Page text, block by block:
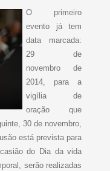
O primeiro
evento já tem
data marcada:
29 de
novembro de
2014, para a
vigília de
oração que
30 de novembro,
está prevista para
do Dia da vida
serão realizadas